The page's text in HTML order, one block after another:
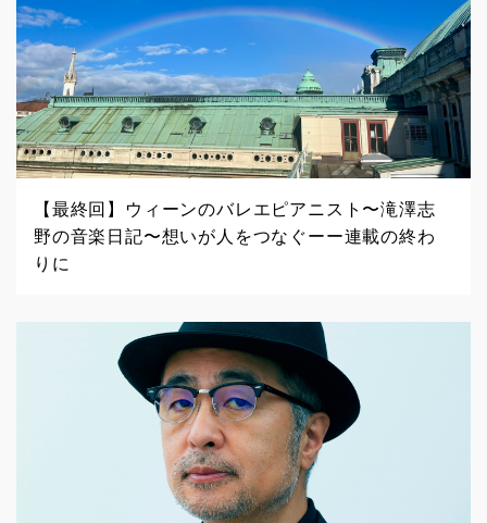
【最終回】ウィーンのバレエピアニスト〜滝澤志
野の音楽日記〜想いが人をつなぐーー連載の終わ
りに